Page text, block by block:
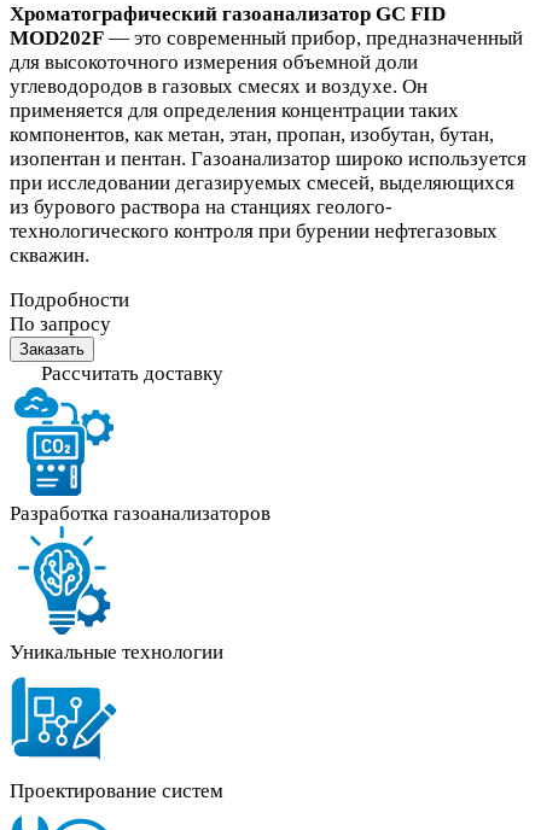
Хроматографический газоанализатор GC FID
MOD202F — это современный прибор, предназначенный
для высокоточного измерения объемной доли
углеводородов в газовых смесях и воздухе. Он
применяется для определения концентрации таких
компонентов, как метан, этан, пропан, изобутан, бутан,
изопентан и пентан. Газоанализатор широко используется
при исследовании дегазируемых смесей, выделяющихся
из бурового раствора на станциях геолого-
технологического контроля при бурении нефтегазовых
скважин.
Подробности
По запросу
Заказать
Рассчитать доставку
Разработка газоанализаторов
Уникальные технологии
Проектирование систем